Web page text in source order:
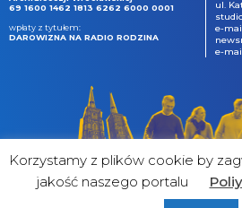
69 1600 1462 1813 6262 6000 0001
wpłaty z tytułem:
DAROWIZNA NA RADIO RODZINA
ul.
e-
e-
Korzystamy z plików cookie by
jakość naszego portalu